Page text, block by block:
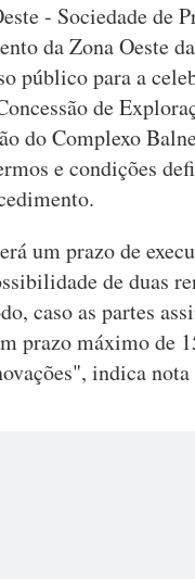
- Sociedade de
da Zona Oeste
público para a
de
do Complexo
e condições
um prazo de
de duas
caso as partes
prazo máximo de
indica nota